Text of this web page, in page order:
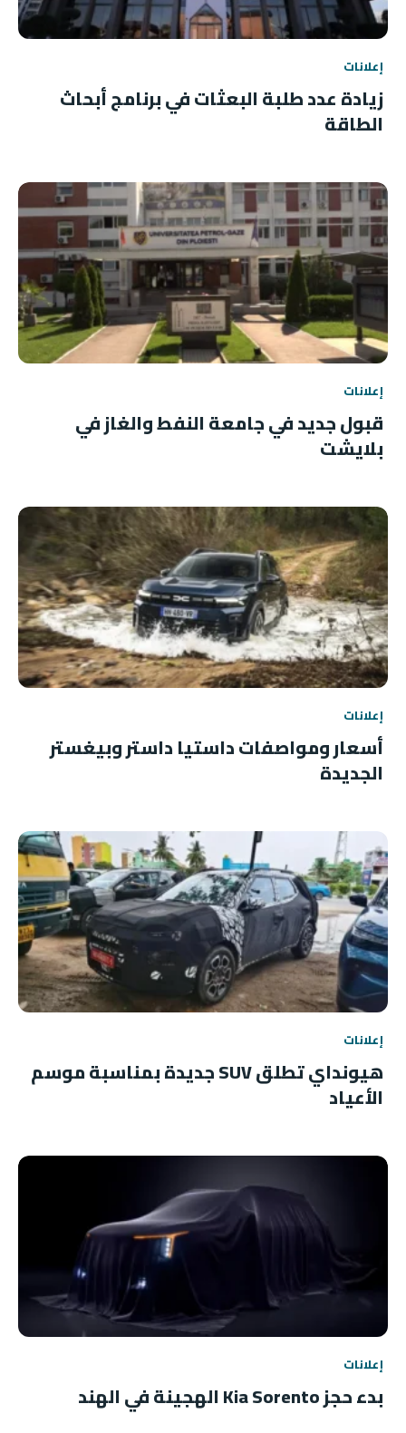
إعلانات
زيادة عدد طلبة البعثات في برنامج أبحاث
الطاقة
إعلانات
قبول جديد في جامعة النفط والغاز في
بلايشت
إعلانات
أسعار ومواصفات داستيا داستر وبيغستر
الجديدة
إعلانات
هيونداي تطلق SUV جديدة بمناسبة موسم
الأعياد
إعلانات
بدء حجز Kia Sorento الهجينة في الهند